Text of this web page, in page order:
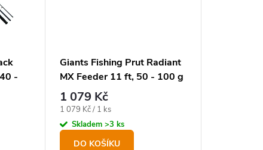
-
Giants Fishing Prut Radiant
MX Feeder 11 ft, 50 - 100 g
1 079 Kč
Měrná
cena:
1 079 Kč / 1 ks
Skladem >3 ks
DO KOŠÍKU